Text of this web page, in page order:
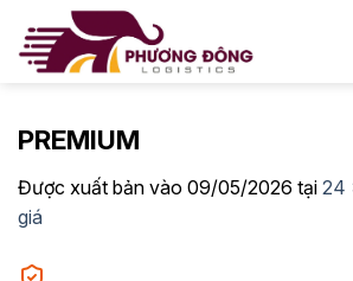
qua
PREMIUM
Được xuất bản vào 09/05/2026 tại 24
giá